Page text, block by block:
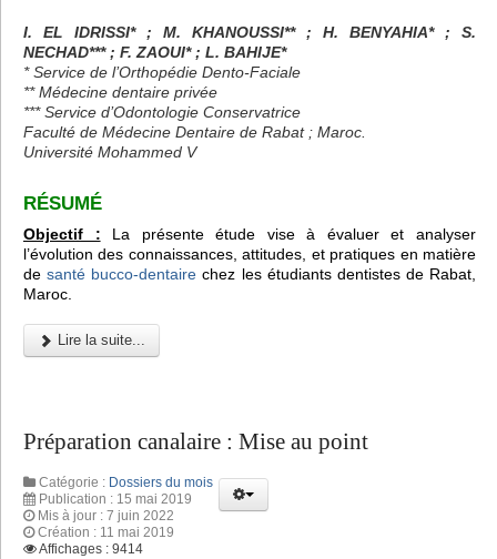
I. EL IDRISSI* ; M. KHANOUSSI** ; H. BENYAHIA* ; S.
NECHAD*** ; F. ZAOUI* ; L. BAHIJE*
* Service de l’Orthopédie Dento-Faciale
** Médecine dentaire privée
*** Service d’Odontologie Conservatrice
Faculté de Médecine Dentaire de Rabat ; Maroc.
Université Mohammed V
RÉSUMÉ
Objectif : La présente étude vise à évaluer et analyser
l’évolution des connaissances, attitudes, et pratiques en matière
desanté bucco-dentaire chez les étudiants dentistes de Rabat,
Maroc.
Lire la suite...
Préparation canalaire : Mise au point
Catégorie : Dossiers du mois
Publication : 15 mai 2019
Mis à jour : 7 juin 2022
Création : 11 mai 2019
Affichages : 9414